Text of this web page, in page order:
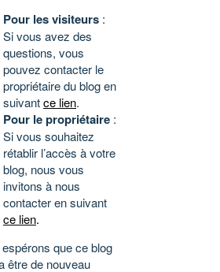
Pour les visiteurs :
Si vous avez des
questions, vous
pouvez contacter le
propriétaire du blog en
suivantce lien.
Pour le propriétaire :
Si vous souhaitez
rétablir l’accès à votre
blog, nous vous
invitons à nous
contacter en suivant
ce lien.
que ce blog
être de nouveau